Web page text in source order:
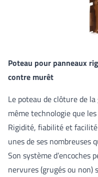
Poteau pour panneaux
contre murêt
Le poteau de clôture de la
même technologie que
Rigidité, fiabilité et
unes de ses nombreuses
Son système d’encoches
nervures (grugés ou